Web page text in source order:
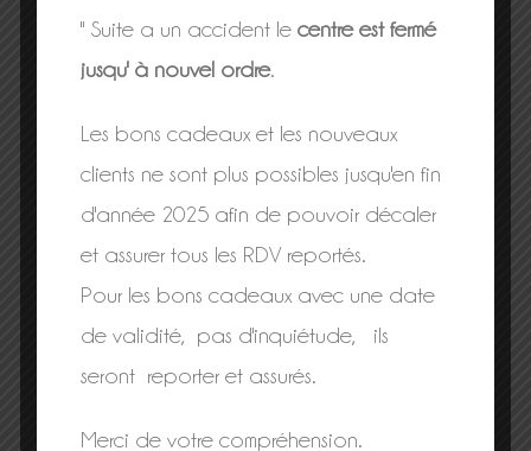
80 Impasse des gorges
38590 Saint Geoirs
Tél. : 06 33 18 38 78
Sur rendez-vous uniquement
Mardi, Mercredi, vendredi, Samedi : ouvert de 9h
Lundi et Jeudi fermé
" Suite a un accident le centre est fermé
jusqu' à nouvel ordre.
Les bons cadeaux et les nouveaux
clients ne sont plus possibles jusqu'en fin
d'année 2025 afin de pouvoir décaler
et assurer tous les RDV reportés.
Pour les bons cadeaux avec une date
de validité, pas d'inquiétude, ils
seront reporter et assurés.
Merci de votre compréhension.